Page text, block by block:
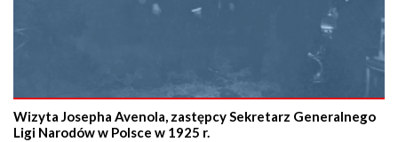
Wizyta Josepha Avenola, zastępcy Sekretarz Generalnego
Ligi Narodów w Polsce w 1925 r.